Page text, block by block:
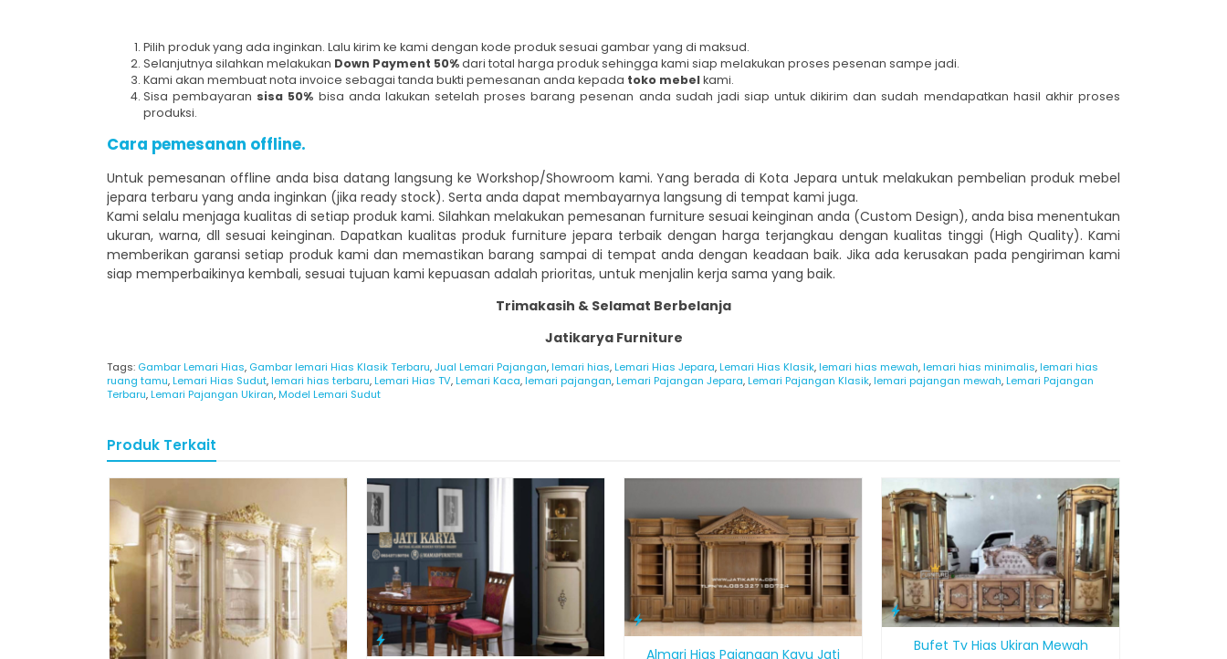
Pilih produk yang ada inginkan. Lalu kirim ke kami dengan kode produk sesuai gambar yang di maksud.
Selanjutnya silahkan melakukan Down Payment 50%dari total harga produk sehingga kami siap melakukan proses pesenan sampe jadi.
Kami akan membuat nota invoice sebagai tanda bukti pemesanan anda kepada toko mebelkami.
Sisa pembayaran sisa 50% bisa anda lakukan setelah proses barang pesenan anda sudah jadi siap untuk dikirim dan sudah mendapatkan hasil akhir proses
produksi.
Cara pemesanan offline.
Untuk pemesanan offline anda bisa datang langsung ke Workshop/Showroom kami. Yang berada di Kota Jepara untuk melakukan pembelian produk mebel
jepara terbaru yang anda inginkan (jika ready stock). Serta anda dapat membayarnya langsung di tempat kami juga.
Kami selalu menjaga kualitas di setiap produk kami. Silahkan melakukan pemesanan furniture sesuai keinginan anda (Custom Design), anda bisa menentukan
ukuran, warna, dll sesuai keinginan. Dapatkan kualitas produk furniture jepara terbaik dengan harga terjangkau dengan kualitas tinggi (High Quality). Kami
memberikan garansi setiap produk kami dan memastikan barang sampai di tempat anda dengan keadaan baik. Jika ada kerusakan pada pengiriman kami
siap memperbaikinya kembali, sesuai tujuan kami kepuasan adalah prioritas, untuk menjalin kerja sama yang baik.
Trimakasih & Selamat Berbelanja
Jatikarya Furniture
Tags: Gambar Lemari Hias, Gambar lemari Hias Klasik Terbaru,Jual Lemari Pajangan,lemari hias,Lemari Hias Jepara,Lemari Hias Klasik,lemari hias mewah,lemari hias minimalis,lemari hias
ruang tamu,Lemari Hias Sudut,lemari hias terbaru,Lemari Hias TV,Lemari Kaca,lemari pajangan,Lemari Pajangan Jepara,Lemari Pajangan Klasik,lemari pajangan mewah,Lemari Pajangan
Terbaru,Lemari Pajangan Ukiran,Model Lemari Sudut
Produk Terkait
Almari Hias Pajangan Kayu Jati
Bufet Tv Hias Ukiran Mewah